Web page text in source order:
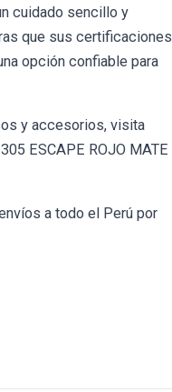
cuidado sencillo y
que sus certificaciones
opción confiable para
y accesorios, visita
ESCAPE ROJO MATE
a todo el Perú por